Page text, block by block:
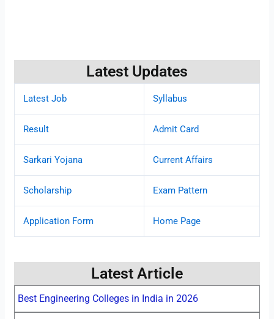
Latest Updates
Latest Job Syllabus
Result Admit Card
Sarkari Yojana Current Affairs
Scholarship Exam Pattern
Application Form Home Page
Latest Article
Best Engineering Colleges in India in 2026